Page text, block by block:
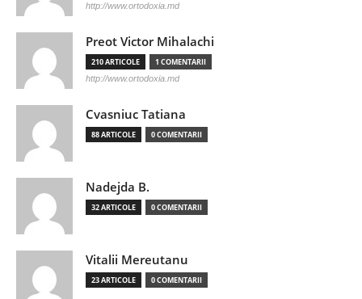
http://www.ortodoxia.md
Preot Victor Mihalachi
210 ARTICOLE 1 COMENTARII
http://www.ortodoxia.md
Cvasniuc Tatiana
88 ARTICOLE 0 COMENTARII
Nadejda B.
32 ARTICOLE 0 COMENTARII
Vitalii Mereutanu
23 ARTICOLE 0 COMENTARII